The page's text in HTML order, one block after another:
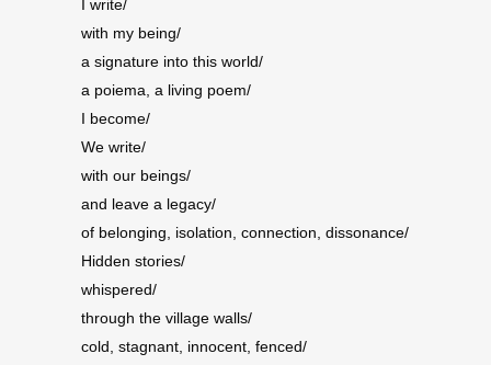
I write/
with my being/
a signature into this world/
a poiema, a living poem/
I become/
We write/
with our beings/
and leave a legacy/
of belonging, isolation, connection, dissonance/
Hidden stories/
whispered/
through the village walls/
cold, stagnant, innocent, fenced/